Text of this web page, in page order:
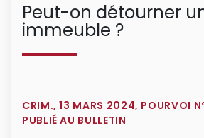
Peut-on détourner
immeuble ?
CRIM., 13 MARS 2024, POURVOI
PUBLIÉ AU BULLETIN